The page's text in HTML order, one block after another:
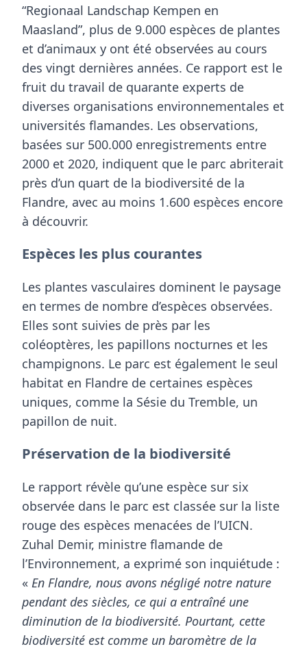
“Regionaal Landschap Kempen en
Maasland”, plus de 9.000 espèces de plantes
et d’animaux y ont été observées au cours
des vingt dernières années. Ce rapport est le
fruit du travail de quarante experts de
diverses organisations environnementales et
universités flamandes. Les observations,
basées sur 500.000 enregistrements entre
2000 et 2020, indiquent que le parc abriterait
près d’un quart de la biodiversité de la
Flandre, avec au moins 1.600 espèces encore
à découvrir.
Espèces les plus courantes
Les plantes vasculaires dominent le paysage
en termes de nombre d’espèces observées.
Elles sont suivies de près par les
coléoptères, les papillons nocturnes et les
champignons. Le parc est également le seul
habitat en Flandre de certaines espèces
uniques, comme la Sésie du Tremble, un
papillon de nuit.
Préservation de la biodiversité
Le rapport révèle qu’une espèce sur six
observée dans le parc est classée sur la liste
rouge des espèces menacées de l’UICN.
Zuhal Demir, ministre flamande de
l’Environnement, a exprimé son inquiétude :
« En Flandre, nous avons négligé notre nature
pendant des siècles, ce qui a entraîné une
diminution de la biodiversité. Pourtant, cette
biodiversité est comme un baromètre de la